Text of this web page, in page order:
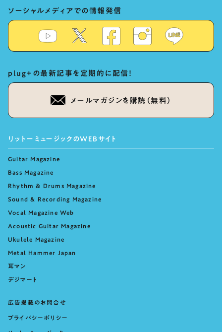
ソーシャルメディアでの情報発信
plug+の最新記事を定期的に配信！
メールマガジンを購読（無料）
リットーミュージックのWEBサイト
Guitar Magazine
Bass Magazine
Rhythm & Drums Magazine
Sound & Recording Magazine
Vocal Magazine Web
Acoustic Guitar Magazine
Ukulele Magazine
Metal Hammer Japan
耳マン
デジマート
広告掲載のお問合せ
プライバシーポリシー